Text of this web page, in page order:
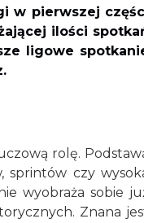
w pierwszej
ilości
ligowe
rolę.
sprintów czy
wyobraża sobie
Znana